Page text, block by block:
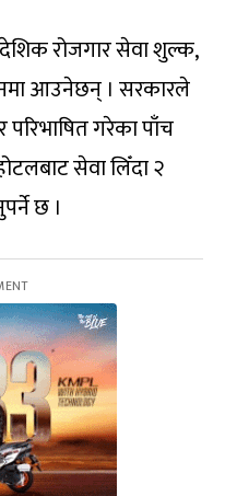
रोजगार सेवा शुल्क,
आउनेछन् । सरकारले
गरेका पाँच
सेवा लिँदा २
छ ।